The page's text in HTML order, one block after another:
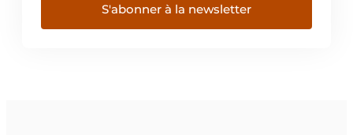
S'abonner à la newsletter